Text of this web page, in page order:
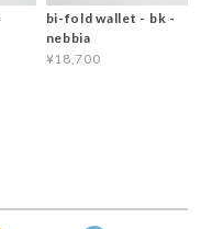
bi-fold wallet - bk -
nebbia
¥18,700